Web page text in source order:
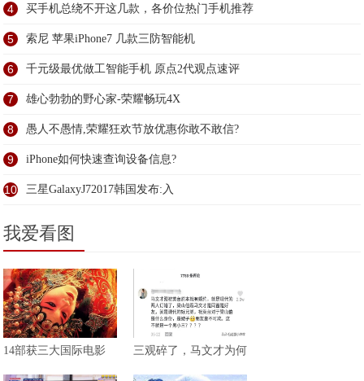
4 买手机总绕不开这几款，各价位热门手机推荐
5 索尼 苹果iPhone7 几款三防智能机
6 千元级最优做工智能手机 原点2代观点速评
7 雄心勃勃的野心家-荣耀畅玩4X
8 愚人不愚情,荣耀狂欢节放优惠你敢不敢信?
9 iPhone如何快速查询设备信息?
10 三星GalaxyJ72017韩国发布:入
我爱看图
14部获三大国际电影 三观碎了，马文才为何